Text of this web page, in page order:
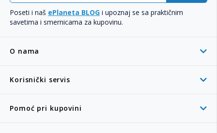
O nama
Korisnički servis
Pomoć pri kupovini
Poseti i naš ePlaneta BLOG i upoznaj se sa praktičnim
savetima i smernicama za kupovinu.